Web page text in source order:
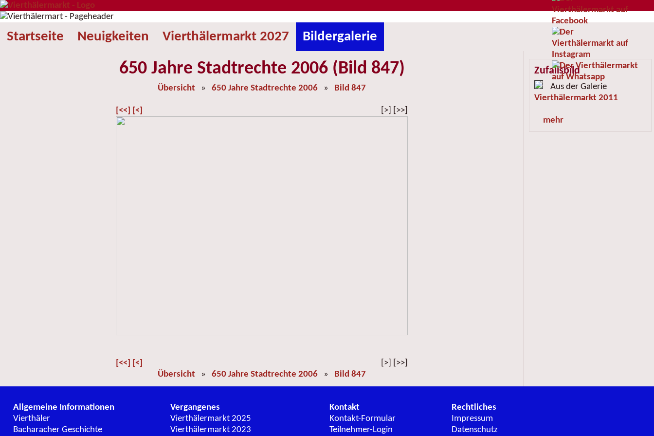
Startseite Neuigkeiten Vierthälermarkt 2027 Bildergalerie
650 Jahre Stadtrechte 2006 (Bild 847)
Übersicht » 650 Jahre Stadtrechte 2006 » Bild 847
[<<] [<] [>] [>>]
[<<] [<]
[>] [>>]
Übersicht » 650 Jahre Stadtrechte 2006 » Bild 847
Zufallsbild
Aus der Galerie
Vierthälermarkt 2011
mehr
Allgemeine Informationen
Vierthäler
Bacharacher Geschichte
Vergangenes
Vierthälermarkt 2025
Vierthälermarkt 2023
Kontakt
Kontakt-Formular
Teilnehmer-Login
Rechtliches
Impressum
Datenschutz